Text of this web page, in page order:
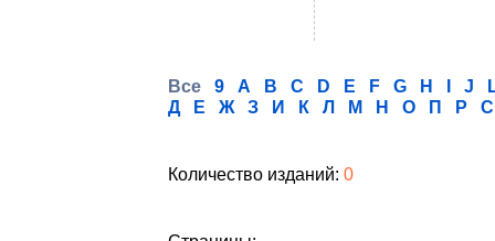
Все 9 A B C D E F G H J
Д
Е Ж З И К Л М Н О П Р С
Количество изданий: 0